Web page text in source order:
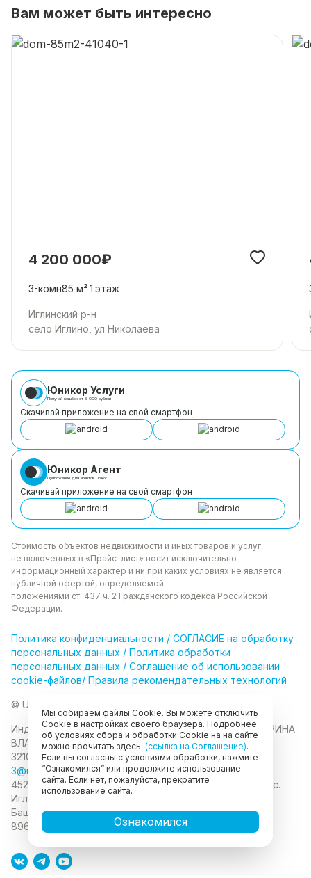
Вам может быть интересно
4 200 000₽
3-комн85 м²1 этаж
Иглинский р-н
село Иглино, ул Николаева
Юникор Услуги
Получай кешбэк от 5 000 рублей
Скачивай приложение на свой смартфон
Юникор Агент
Приложение для агентов Unikor
Скачивай приложение на свой смартфон
Стоимость объектов недвижимости и иных товаров и услуг,
не включенных в «Прайс-лист» носит исключительно
информационный характер и ни при каких условиях не является
публичной офертой, определяемой
положениями ст. 437 ч. 2 Гражданского кодекса Российской
Федерации.
Политика конфиденциальности / СОГЛАСИЕ на обработку
персональных данных / Политика обработки
персональных данных / Соглашение об использовании
cookie-файлов/ Правила рекомендательных технологий
© Unikor 2026
Индивидуальный предприниматель КОЛОМАСОВА ИРИНА
ВЛАДИМИРОВНАИНН 022403630403 ОГРНИП
321028000134889
3@unikor.company
452410, Республика Башкортостан, Иглинский район, с.
Иглино, ул. Вербная, д. 9
Башкортостан, город Уфа, ул. Мустая Карима, д.6
89625477020
Мы собираем файлы Cookie. Вы можете отключить
Cookie в настройках своего браузера. Подробнее
об условиях сбора и обработки Cookie на на сайте
можно прочитать здесь: (ссылка на Соглашение).
Если вы согласны с условиями обработки, нажмите
“Ознакомился” или продолжите использование
сайта. Если нет, пожалуйста, прекратите
использование сайта.
Ознакомился